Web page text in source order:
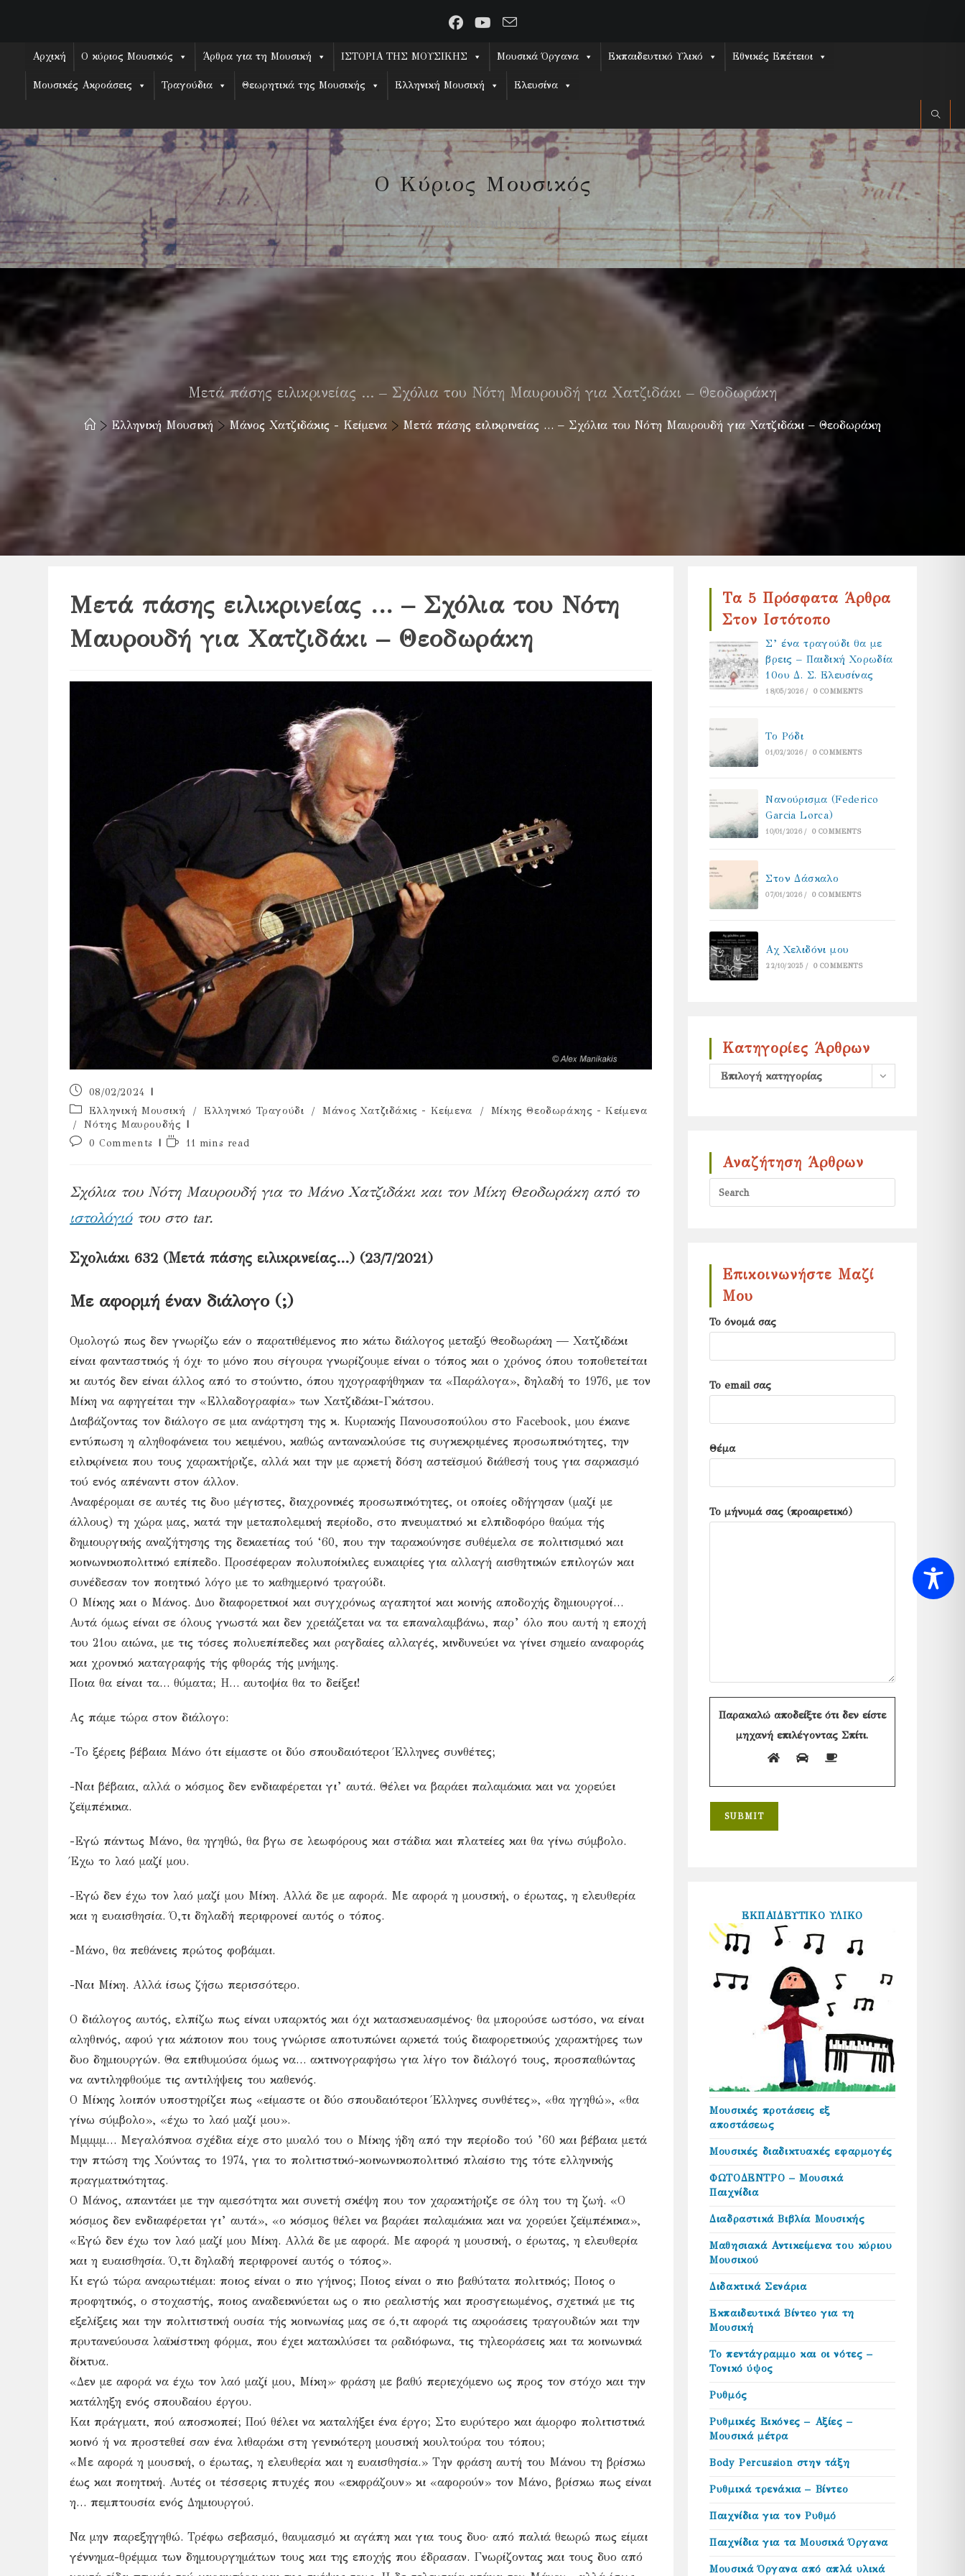
Αρχική
Ο κύριος Μουσικός Άρθρα για τη Μουσική ΙΣΤΟΡΙΑ ΤΗΣ ΜΟΥΣΙΚΗΣ Μουσικά Όργανα Εκπαιδευτικό Υλικό Εθνικές Επέτειοι
Μουσικές Ακροάσεις Τραγούδια Θεωρητικά της Μουσικής Ελληνική Μουσική Ελευσίνα
Ο Κύριος Μουσικός
Ή ... ΚΥΡΊΩΣ ΜΟΥΣΙΚΌΣ
Μετά πάσης ειλικρινείας … – Σχόλια του Νότη Μαυρουδή για Χατζιδάκι – Θεοδωράκη
> Ελληνική Μουσική > Μάνος Χατζιδάκις - Κείμενα > Μετά πάσης ειλικρινείας … – Σχόλια του Νότη Μαυρουδή για Χατζιδάκι – Θεοδωράκη
Μετά πάσης ειλικρινείας … – Σχόλια του Νότη
Μαυρουδή για Χατζιδάκι – Θεοδωράκη
Post
published:
08/02/2024
Post
category:
Ελληνική Μουσική / Ελληνικό Τραγούδι / Μάνος Χατζιδάκις - Κείμενα /
Μίκης Θεοδωράκης - Κείμενα
/
Νότης Μαυρουδής
Post0 Comments
Reading11 mins read
Σχόλια του Νότη Μαυρουδή για το Μάνο Χατζιδάκι και τον Μίκη Θεοδωράκη από το
ιστολόγιότου στο tar.
Σχολιάκι 632 (Μετά πάσης ειλικρινείας…) (23/7/2021)
Με αφορμή έναν διάλογο (;)
Ομολογώ πως δεν γνωρίζω εάν ο παρατιθέμενος πιο κάτω διάλογος μεταξύ Θεοδωράκη — Χατζιδάκι
είναι φανταστικός ή όχι· το μόνο που σίγουρα γνωρίζουμε είναι ο τόπος και ο χρόνος όπου τοποθετείται
κι αυτός δεν είναι άλλος από το στούντιο, όπου ηχογραφήθηκαν τα «Παράλογα», δηλαδή το 1976, με τον
Μίκη να αφηγείται την «Ελλαδογραφία» των Χατζιδάκι-Γκάτσου.
Διαβάζοντας τον διάλογο σε μια ανάρτηση της κ. Κυριακής Πανουσοπούλου στο Facebook, μου έκανε
εντύπωση η αληθοφάνεια του κειμένου, καθώς αντανακλούσε τις συγκεκριμένες προσωπικότητες, την
ειλικρίνεια που τους χαρακτήριζε, αλλά και την με αρκετή δόση αστεϊσμού διάθεσή τους για σαρκασμό
τού ενός απέναντι στον άλλον.
Αναφέρομαι σε αυτές τις δυο μέγιστες, διαχρονικές προσωπικότητες, οι οποίες οδήγησαν (μαζί με
άλλους) τη χώρα μας, κατά την μεταπολεμική περίοδο, στο πνευματικό κι ελπιδοφόρο θαύμα τής
δημιουργικής αναζήτησης της δεκαετίας τού ‘60, που την ταρακούνησε συθέμελα σε πολιτισμικό και
κοινωνικοπολιτικό επίπεδο. Προσέφεραν πολυποίκιλες ευκαιρίες για αλλαγή αισθητικών επιλογών και
συνέδεσαν τον ποιητικό λόγο με το καθημερινό τραγούδι.
Ο Μίκης και ο Μάνος. Δυο διαφορετικοί και συγχρόνως αγαπητοί και κοινής αποδοχής δημιουργοί…
Αυτά όμως είναι σε όλους γνωστά και δεν χρειάζεται να τα επαναλαμβάνω, παρ’ όλο που αυτή η εποχή
του 21ου αιώνα, με τις τόσες πολυεπίπεδες και ραγδαίες αλλαγές, κινδυνεύει να γίνει σημείο αναφοράς
και χρονικό καταγραφής τής φθοράς τής μνήμης.
Ποια θα είναι τα… θύματα; Η… αυτοψία θα το δείξει!
Ας πάμε τώρα στον διάλογο:
-Το ξέρεις βέβαια Μάνο ότι είμαστε οι δύο σπουδαιότεροι Έλληνες συνθέτες;
-Ναι βέβαια, αλλά ο κόσμος δεν ενδιαφέρεται γι’ αυτά. Θέλει να βαράει παλαμάκια και να χορεύει
ζεϊμπέκικα.
-Εγώ πάντως Μάνο, θα ηγηθώ, θα βγω σε λεωφόρους και στάδια και πλατείες και θα γίνω σύμβολο.
Έχω το λαό μαζί μου.
-Εγώ δεν έχω τον λαό μαζί μου Μίκη. Αλλά δε με αφορά. Με αφορά η μουσική, ο έρωτας, η ελευθερία
και η ευαισθησία. Ό,τι δηλαδή περιφρονεί αυτός ο τόπος.
-Μάνο, θα πεθάνεις πρώτος φοβάμαι.
-Ναι Μίκη. Αλλά ίσως ζήσω περισσότερο.
Ο διάλογος αυτός, ελπίζω πως είναι υπαρκτός και όχι κατασκευασμένος· θα μπορούσε ωστόσο, να είναι
αληθινός, αφού για κάποιον που τους γνώρισε αποτυπώνει αρκετά τούς διαφορετικούς χαρακτήρες των
δυο δημιουργών. Θα επιθυμούσα όμως να… ακτινογραφήσω για λίγο τον διάλογό τους, προσπαθώντας
να αντιληφθούμε τις αντιλήψεις του καθενός.
Ο Μίκης λοιπόν υποστηρίζει πως «είμαστε οι δύο σπουδαιότεροι Έλληνες συνθέτες», «θα ηγηθώ», «θα
γίνω σύμβολο», «έχω το λαό μαζί μου».
Μμμμμ… Μεγαλόπνοα σχέδια είχε στο μυαλό του ο Μίκης ήδη από την περίοδο τού ’60 και βέβαια μετά
την πτώση της Χούντας το 1974, για το πολιτιστικό-κοινωνικοπολιτικό πλαίσιο της τότε ελληνικής
πραγματικότητας.
Ο Μάνος, απαντάει με την αμεσότητα και συνετή σκέψη που τον χαρακτήριζε σε όλη του τη ζωή. «Ο
κόσμος δεν ενδιαφέρεται γι’ αυτά», «ο κόσμος θέλει να βαράει παλαμάκια και να χορεύει ζεϊμπέκικα»,
«Εγώ δεν έχω τον λαό μαζί μου Μίκη. Αλλά δε με αφορά. Με αφορά η μουσική, ο έρωτας, η ελευθερία
και η ευαισθησία. Ό,τι δηλαδή περιφρονεί αυτός ο τόπος».
Κι εγώ τώρα αναρωτιέμαι: ποιος είναι ο πιο γήινος; Ποιος είναι ο πιο βαθύτατα πολιτικός; Ποιος ο
προφητικός, ο στοχαστής, ποιος αναδεικνύεται ως ο πιο ρεαλιστής και προσγειωμένος, σχετικά με τις
εξελίξεις και την πολιτιστική ουσία τής κοινωνίας μας σε ό,τι αφορά τις ακροάσεις τραγουδιών και την
πρυτανεύουσα λαϊκίστικη φόρμα, που έχει κατακλύσει τα ραδιόφωνα, τις τηλεοράσεις και τα κοινωνικά
δίκτυα.
«Δεν με αφορά να έχω τον λαό μαζί μου, Μίκη»· φράση με βαθύ περιεχόμενο ως προς τον στόχο και την
κατάληξη ενός σπουδαίου έργου.
Και πράγματι, πού αποσκοπεί; Πού θέλει να καταλήξει ένα έργο; Στο ευρύτερο και άμορφο πολιτιστικά
κοινό ή να προστεθεί σαν ένα λιθαράκι στη γενικότερη μουσική κουλτούρα του τόπου;
«Με αφορά η μουσική, ο έρωτας, η ελευθερία και η ευαισθησία.» Την φράση αυτή του Μάνου τη βρίσκω
έως και ποιητική. Αυτές οι τέσσερις πτυχές που «εκφράζουν» κι «αφορούν» τον Μάνο, βρίσκω πως είναι
η… πεμπτουσία ενός Δημιουργού.
Να μην παρεξηγηθώ. Τρέφω σεβασμό, θαυμασμό κι αγάπη και για τους δυο· από παλιά θεωρώ πως είμαι
γέννημα-θρέμμα των δημιουργημάτων τους και της εποχής που έδρασαν. Γνωρίζοντας και τους δυο από
Τα 5 Πρόσφατα Άρθρα
Στον Ιστότοπο
Σ’ ένα τραγούδι θα με
βρεις – Παιδική Χορωδία
10ου Δ. Σ. Ελευσίνας
18/05/2026 / 0 COMMENTS
Το Ρόδι
01/02/2026 / 0 COMMENTS
Νανούρισμα (Federico
Garcia Lorca)
10/01/2026 / 0 COMMENTS
Στον Δάσκαλο
07/01/2026 / 0 COMMENTS
Αχ Χελιδόνι μου
22/10/2025 / 0 COMMENTS
Κατηγορίες Άρθρων
Κατηγορίες
Επιλογή κατηγορίας
Αναζήτηση Άρθρων
Escape
Επικοινωνήστε Μαζί
Μου
Το όνομά σας
Το email σας
Θέμα
Το μήνυμά σας (προαιρετικό)
Παρακαλώ αποδείξτε ότι δεν είστε
μηχανή επιλέγοντας Σπίτι.
ΕΚΠΑΙΔΕΥΤΙΚΟ ΥΛΙΚΟ
Μουσικές προτάσεις εξ
αποστάσεως
Μουσικές διαδικτυακές εφαρμογές
ΦΩΤΟΔΕΝΤΡΟ – Μουσικά
Παιχνίδια
Διαδραστικά Βιβλία Μουσικής
Μαθησιακά Αντικείμενα του κύριου
Μουσικού
Διδακτικά Σενάρια
Εκπαιδευτικά Βίντεο για τη
Μουσική
Το πεντάγραμμο και οι νότες –
Τονικό ύψος
Ρυθμός
Ρυθμικές Εικόνες – Αξίες –
Μουσικά μέτρα
Body Percussion στην τάξη
Ρυθμικά τρενάκια – Βίντεο
Παιχνίδια για τον Ρυθμό
Παιχνίδια για τα Μουσικά Όργανα
Μουσικά Όργανα από απλά υλικά